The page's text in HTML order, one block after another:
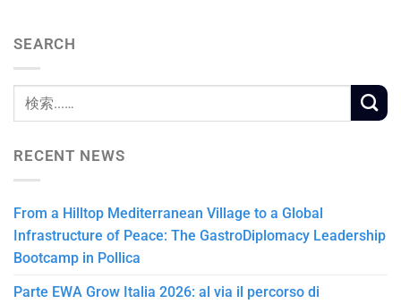
SEARCH
RECENT NEWS
From a Hilltop Mediterranean Village to a Global
Infrastructure of Peace: The GastroDiplomacy Leadership
Bootcamp in Pollica
Parte EWA Grow Italia 2026: al via il percorso di